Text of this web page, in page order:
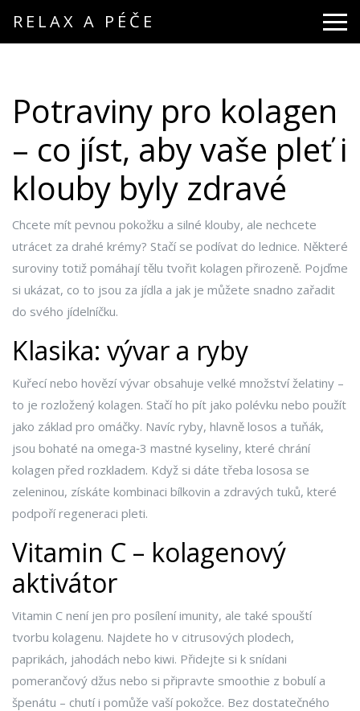
RELAX A PÉČE
Potraviny pro kolagen
– co jíst, aby vaše pleť i
klouby byly zdravé
Chcete mít pevnou pokožku a silné klouby, ale nechcete
utrácet za drahé krémy? Stačí se podívat do lednice. Některé
suroviny totiž pomáhají tělu tvořit kolagen přirozeně. Pojďme
si ukázat, co to jsou za jídla a jak je můžete snadno zařadit
do svého jídelníčku.
Klasika: vývar a ryby
Kuřecí nebo hovězí vývar obsahuje velké množství želatiny –
to je rozložený kolagen. Stačí ho pít jako polévku nebo použít
jako základ pro omáčky. Navíc ryby, hlavně losos a tuňák,
jsou bohaté na omega‑3 mastné kyseliny, které chrání
kolagen před rozkladem. Když si dáte třeba lososa se
zeleninou, získáte kombinaci bílkovin a zdravých tuků, které
podpoří regeneraci pleti.
Vitamin C – kolagenový
aktivátor
Vitamin C není jen pro posílení imunity, ale také spouští
tvorbu kolagenu. Najdete ho v citrusových plodech,
paprikách, jahodách nebo kiwi. Přidejte si k snídani
pomerančový džus nebo si připravte smoothie z bobulí a
špenátu – chutí i pomůže vaší pokožce. Bez dostatečného